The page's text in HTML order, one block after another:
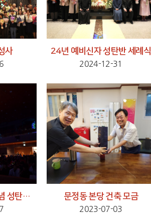
사
24년 예비신자 성탄반 세례식
2024-12-31
23년 대성전 입당 기념 성탄제 이모저모
문정동 본당 건축 모금
2023-07-03